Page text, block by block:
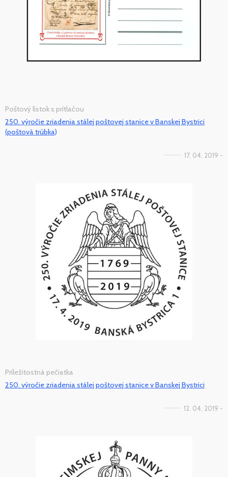
Poštový lístok s prítlačou
250. výročie zriadenia stálej poštovej stanice v Banskej Bystrici
(poštová trúbka)
17. 04. 2019 -
Príležitostná pečiatka
250. výročie zriadenia stálej poštovej stanice v Banskej Bystrici
12. 04. 2019 -